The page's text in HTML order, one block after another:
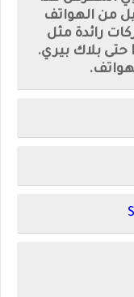
عدد قليل من الهواتف
رائدة مثل
سوني وهواوي و موتورولا وHTC حتى بلاك بيري.